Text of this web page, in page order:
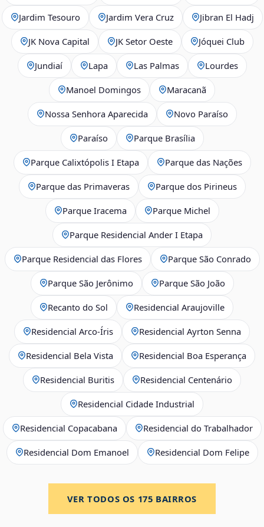
Jardim Tesouro Jardim Vera Cruz Jibran El Hadj
JK Nova Capital JK Setor Oeste Jóquei Club
Jundiaí Lapa Las Palmas Lourdes
Manoel Domingos Maracanã
Nossa Senhora Aparecida Novo Paraíso
Paraíso Parque Brasília
Parque Calixtópolis I Etapa Parque das Nações
Parque das Primaveras Parque dos Pirineus
Parque Iracema Parque Michel
Parque Residencial Ander I Etapa
Parque Residencial das Flores Parque São Conrado
Parque São Jerônimo Parque São João
Recanto do Sol Residencial Araujoville
Residencial Arco‑Íris Residencial Ayrton Senna
Residencial Bela Vista Residencial Boa Esperança
Residencial Buritis Residencial Centenário
Residencial Cidade Industrial
Residencial Copacabana Residencial do Trabalhador
Residencial Dom Emanoel Residencial Dom Felipe
VER TODOS OS 175 BAIRROS